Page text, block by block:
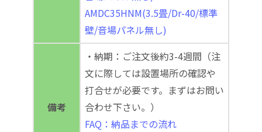
AMDC35HNM(3.5畳/Dr-40/標準
壁/音場パネル無し)
備考
・納期：ご注文後約3-4週間（注
文に際しては設置場所の確認や
打合せが必要です。まずはお問い
合わせ下さい。）
FAQ：納品までの流れ